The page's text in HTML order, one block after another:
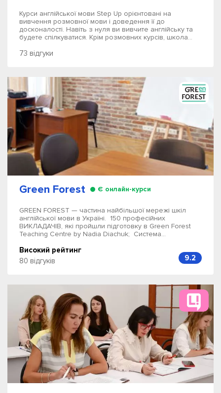
Курси англійської мови Step Up орієнтовані на
вивчення розмовної мови і доведення її до
досконалості. Навіть з нуля ви вивчите англійську та
будете спілкуватися. Крім розмовних курсів, школа...
73 відгуки
Green Forest Є онлайн-курси
GREEN FOREST — частина найбільшої мережі шкіл
англійської мови в Україні. 150 професійних
ВИКЛАДАЧІВ, які пройшли підготовку в Green Forest
Teaching Centre by Nadia Diachuk; Система...
Високий рейтинг
80 відгуків
9.2